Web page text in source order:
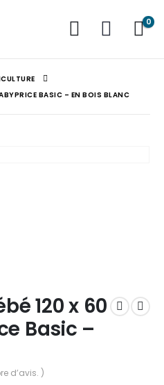
0
BASIC – EN BOIS BLANC
120 x 60
Basic –
d’avis. )